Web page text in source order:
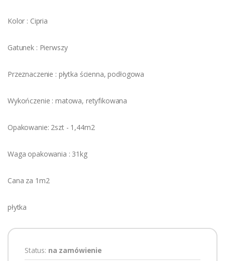
Kolor : Cipria
Gatunek : Pierwszy
Przeznaczenie : płytka ścienna, podłogowa
Wykończenie : matowa, retyfikowana
Opakowanie: 2szt - 1,44m2
Waga opakowania : 31kg
Cana za 1m2
płytka
Status: na zamówienie